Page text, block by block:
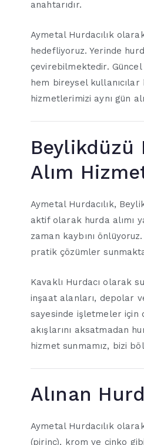
anahtarıdır.
Aymetal Hurdacılık
hedefliyoruz. Yerinde
çevirebilmektedir.
hem bireysel
hizmetlerimizi aynı gün
Beylikdüzü
Alım
Aymetal Hurdacılık,
aktif olarak hurda alımı
zaman kaybını
pratik çözümler
Kavaklı Hurdacı olarak
inşaat alanları, depolar
sayesinde işletmeler için
akışlarını aksatmadan
hizmet sunmamız, bizi
Alınan
Aymetal Hurdacılık
(pirinç), krom ve çinko